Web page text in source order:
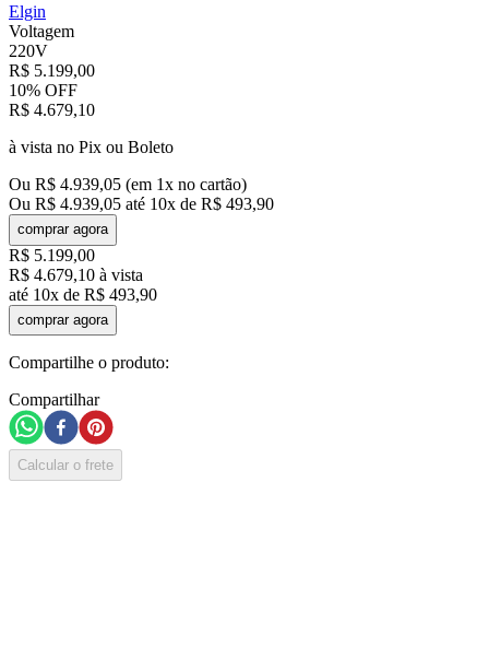
Elgin
Voltagem
220V
R$ 5.199,00
10% OFF
R$ 4.679,10
à vista no Pix ou Boleto
Ou R$ 4.939,05 (em 1x no cartão)
Ou R$ 4.939,05 até 10x de R$ 493,90
comprar agora
R$ 5.199,00
R$ 4.679,10 à vista
até 10x de R$ 493,90
comprar agora
Compartilhe o produto:
Compartilhar
Calcular o frete